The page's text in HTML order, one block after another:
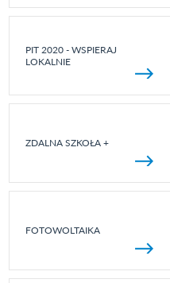
PIT 2020 - WSPIERAJ
LOKALNIE
ZDALNA SZKOŁA +
FOTOWOLTAIKA